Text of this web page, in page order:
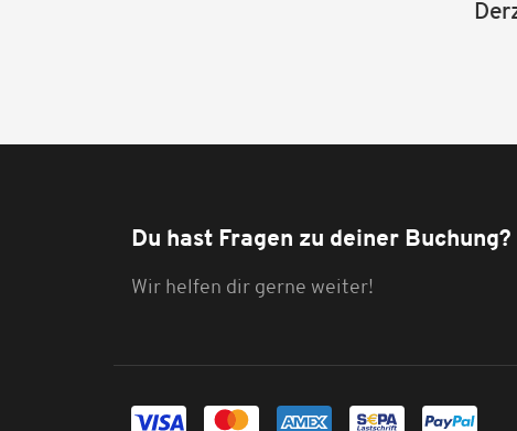
Du hast Fragen zu deiner Buchung?
Wir helfen dir gerne weiter!